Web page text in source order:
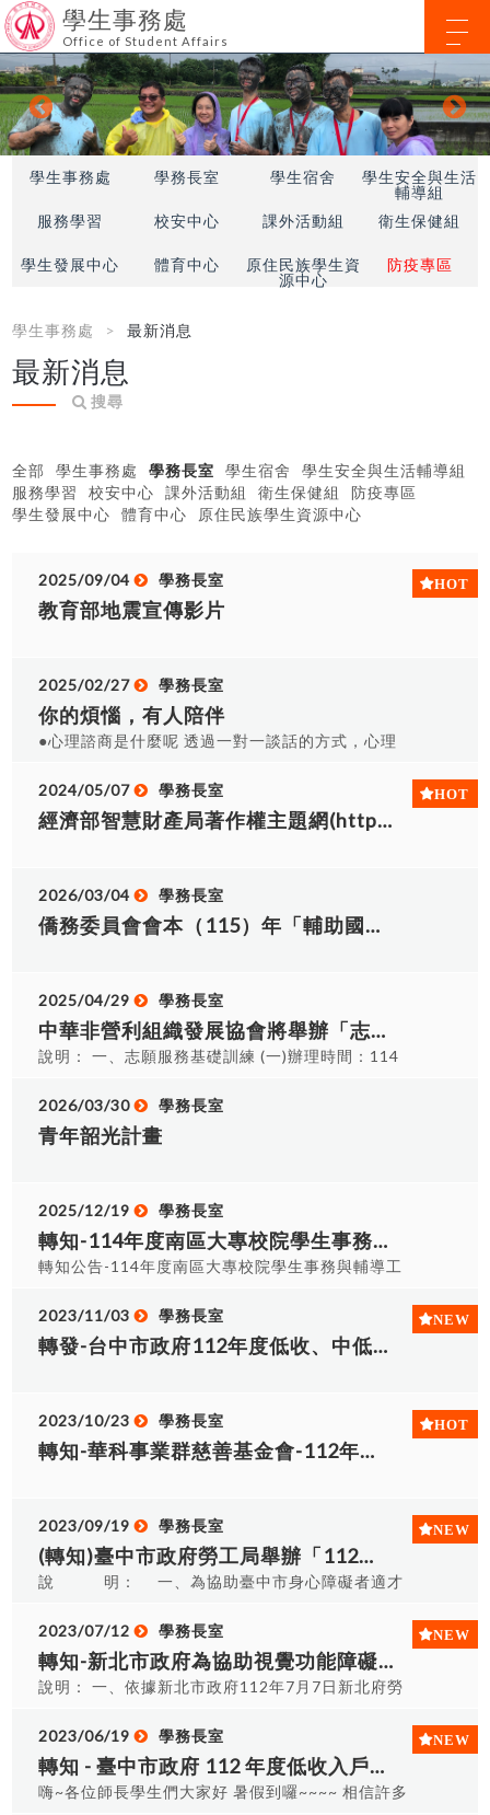
學生事務處
Office of Student Affairs
學生事務處 學務長室 學生宿舍
學生安全與生活
輔導組
服務學習
校安中心 課外活動組 衛生保健組
學生發展中心 體育中心
原住民族學生資
源中心
防疫專區
學生事務處 最新消息
最新消息
搜尋
全部 學生事務處 學務長室 學生宿舍
學生安全與生活輔導組
服務學習
校安中心 課外活動組 衛生保健組
防疫專區
學生發展中心
體育中心 原住民族學生資源中心
2025/09/04 學務長室
教育部地震宣傳影片
2025/02/27 學務長室
你的煩惱，有人陪伴
●心理諮商是什麼呢 透過一對一談話的方式，心理
了解，進而對困擾有不同感覺或產生改變的機會。
不論是人際、情感、家庭、生涯、情緒壓力或身心
疾病等，生活中難免會有感到困擾的時刻，預約心
1.線上預約：學生資訊系統(SIS)→[我的學習]→[學
生發展諮詢系統]進行申請。 2.實體預約：至學發中
心(東魯樓E0110室)填寫紙本申請單。
2024/05/07 學務長室
經濟部智慧財產局著作權主題網(https://topic.tipo.gov.tw/copyright-tw/np-440-301.html)提供學生查閱，以避免...
2026/03/04 學務長室
僑務委員會會本（115）年「輔助國內大專院校及民間團體赴東南亞僑校志願服務作業計畫」，請查照協助轉知及鼓勵所屬系所及志工服務社團即日起至4月15日止踴躍組隊申請...
2025/04/29 學務長室
中華非營利組織發展協會將舉辦「志願服務基礎訓練及志願服務特殊訓練-社會福利類」，請代為轉知 貴單位學生及志工人員，並鼓勵其踴躍參加，詳如說明。
說明： 一、志願服務基礎訓練 (一)辦理時間：114
式：採網路報名(www.chinesenpo.org.tw)，點選
「活動專區」→「志工培訓專區」→「【志工培
訓】 114.5.17(星期六) 志願服務基礎教育訓練」進
理時間：114年5月18日(星期日) 09：00~16：40
(二)報名方式：採網路報名
(www.chinesenpo.org.tw)，點選「活動專區」
→「志工培訓專區」→「【志工培訓】 114.5.18 志
辦理地點：大里區大新活動中心一樓會議室
2026/03/30 學務長室
青年韶光計畫
2025/12/19 學務長室
轉知-114年度南區大專校院學生事務與輔導工作績優學務人員特輯
轉知公告-114年度南區大專校院學生事務與輔導工
錄目錄等部分內容。
https://student.hust.edu.tw/service/shareFile/
id=131612
2023/11/03 學務長室
轉發-台中市政府112年度低收、中低收入戶具工作能力者及經濟弱勢之失業勞工就業促進講座
2023/10/23 學務長室
轉知-華科事業群慈善基金會-112年聽障學生獎學金申請辦法
2023/09/19 學務長室
(轉知)臺中市政府勞工局舉辦「112年身心障礙者營隊職場體驗」，請踴躍參加
說 明： 一、為協助臺中市身心障礙者適才
障礙者營隊職場體驗活動，由事業單位主管或現場
人員擔任講師，介紹職場環境、工作性質與內容，
並讓身心障礙者實際體驗與操作，使參與體驗者充
講師帶領身障者探索職涯興趣、瞭解就業市場趨勢
及認識職場基本概念(如履歷撰寫、面試技巧等)。
二、參加對象為設籍或實際居住於本市，年滿15
歲以上且領有身心障礙者手冊或證明之高中職2年級
2023/07/12 學務長室
轉知-新北市政府為協助視覺功能障礙學生畢業後就業資訊
說明： 一、依據新北市政府112年7月7日新北府勞
者權益保障法第46條之1第1項規定，政府機關
（構）及公營事業自行或委託辦理諮詢性電話服務
工作，電話值機人數在10人以上者，除法規另有規
2023/06/19 學務長室
轉知 - 臺中市政府 112 年度低收入戶、中低收入戶具工作能力者及經濟弱勢之失業勞工就業促進講座
嗨~各位師長學生們大家好 暑假到囉~~~~ 相信許多